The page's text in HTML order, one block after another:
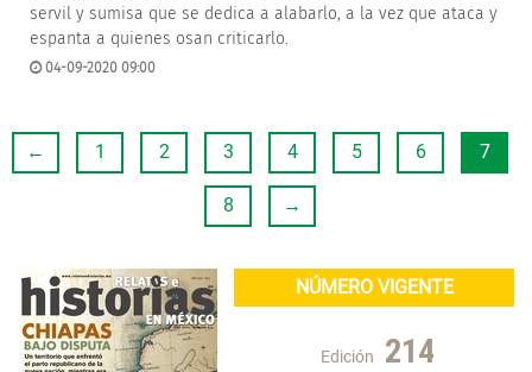
servil y sumisa que se dedica a alabarlo, a la vez que ataca y
espanta a quienes osan criticarlo.
04-09-2020 09:00
← 1 2 3 4 5 6 7
8 →
NÚMERO VIGENTE
Edición 214